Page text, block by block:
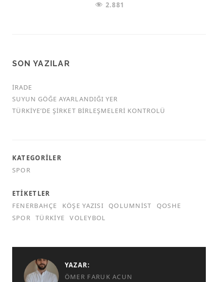
2.881
SON YAZILAR
İRADE
SUYUN GÖĞE AYARLANDIĞI YER
TÜRKİYE’DE ŞİRKET BİRLEŞMELERİ KONTROLÜ
KATEGORILER
SPOR
ETIKETLER
FENERBAHÇE
KÖŞE YAZISI QOLUMNIST
QOSHE
SPOR
TÜRKIYE VOLEYBOL
YAZAR:
ÖMER FARUK ACUN